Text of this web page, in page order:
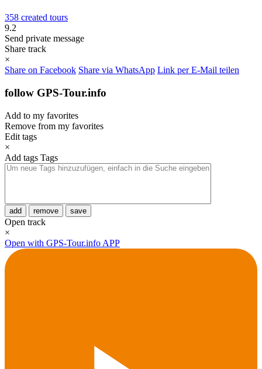
358 created tours
9.2
Send private message
Share track
×
Share on Facebook Share via WhatsApp Link per E-Mail teilen
follow GPS-Tour.info
Add to my favorites
Remove from my favorites
Edit tags
×
Add tags Tags
add remove save
Open track
×
Open with GPS-Tour.info APP